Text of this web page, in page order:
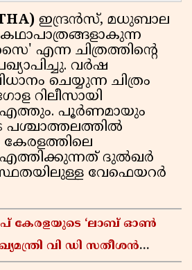
ഇന്ദ്രൻസ്, മധുബാല
കഥാപാത്രങ്ങളാകുന്ന
എന്ന ചിത്രത്തിൻ്റെ
വർഷ
ചെയ്യുന്ന ചിത്രം
റിലീസായി
എത്തും. പൂർണമായും
കേരളത്തിലെ
എത്തിക്കുന്നത് ദുൽഖർ
വേഫെയറർ
കേരളയുടെ ‘ലാബ് ഓൺ
വി ഡി സതീശൻ